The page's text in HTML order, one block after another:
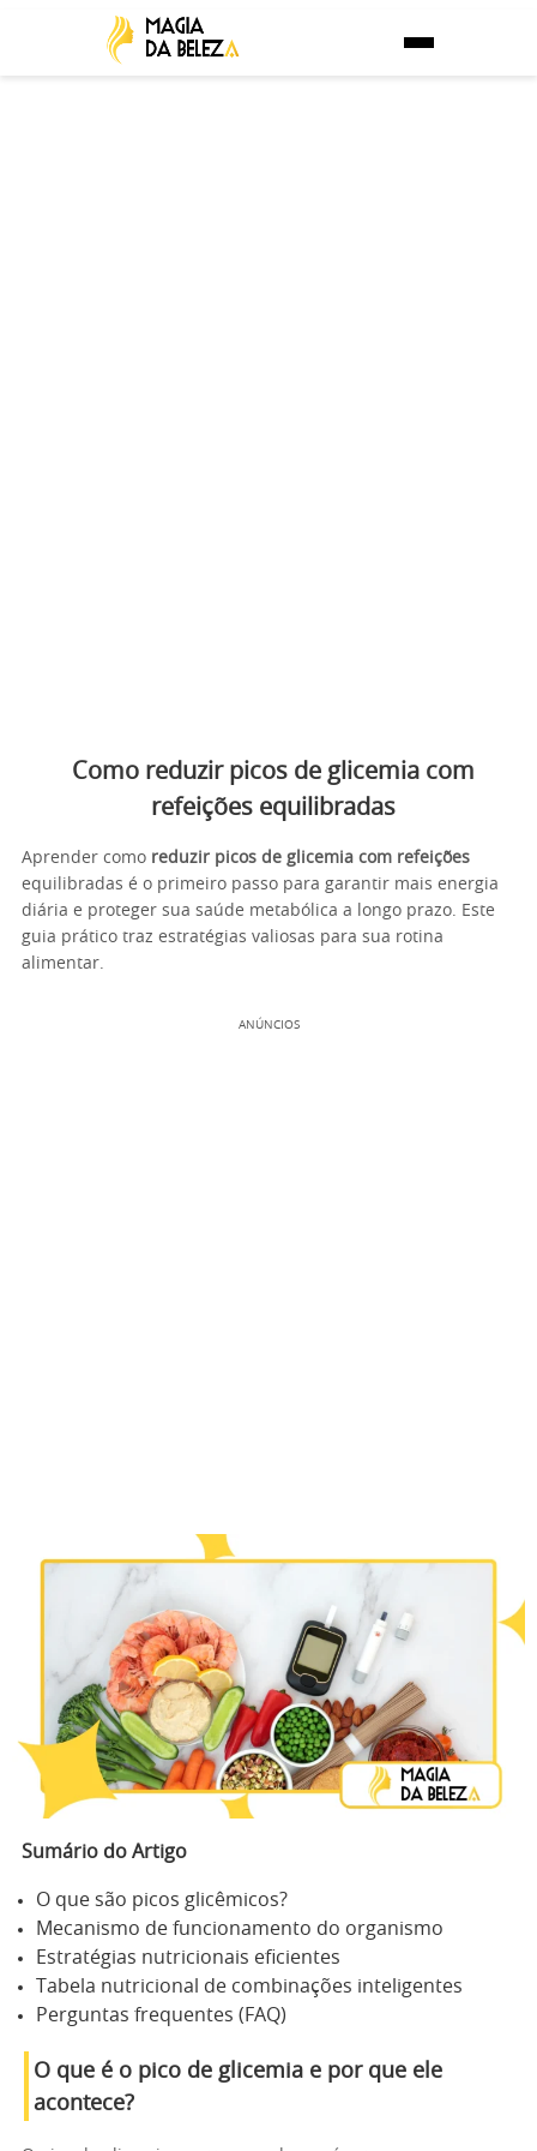
Como reduzir picos de glicemia com
refeições equilibradas
Aprender como reduzir picos de glicemia com refeições
equilibradas é o primeiro passo para garantir mais energia
diária e proteger sua saúde metabólica a longo prazo. Este
guia prático traz estratégias valiosas para sua rotina
alimentar.
ANÚNCIOS
Sumário do Artigo
O que são picos glicêmicos?
Mecanismo de funcionamento do organismo
Estratégias nutricionais eficientes
Tabela nutricional de combinações inteligentes
Perguntas frequentes (FAQ)
O que é o pico de glicemia e por que ele
acontece?